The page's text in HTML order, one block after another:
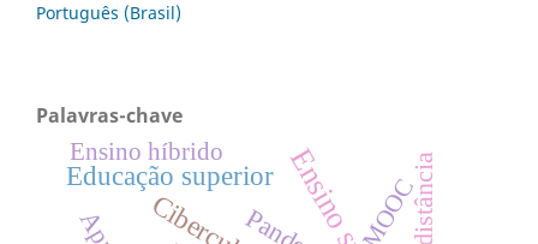
Português (Brasil)
Palavras-chave
Educação superior
Ensino híbrido
MOOC